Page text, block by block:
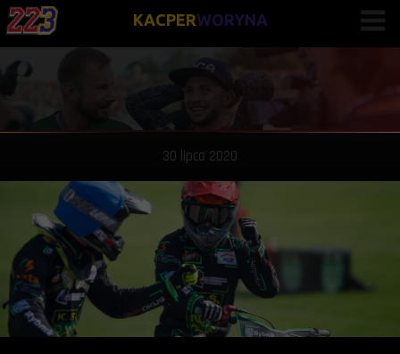
KACPERWORYNA
30 lipca 2020